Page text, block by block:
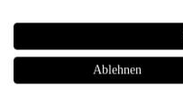
Ablehnen